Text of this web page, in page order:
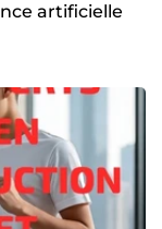
artificielle